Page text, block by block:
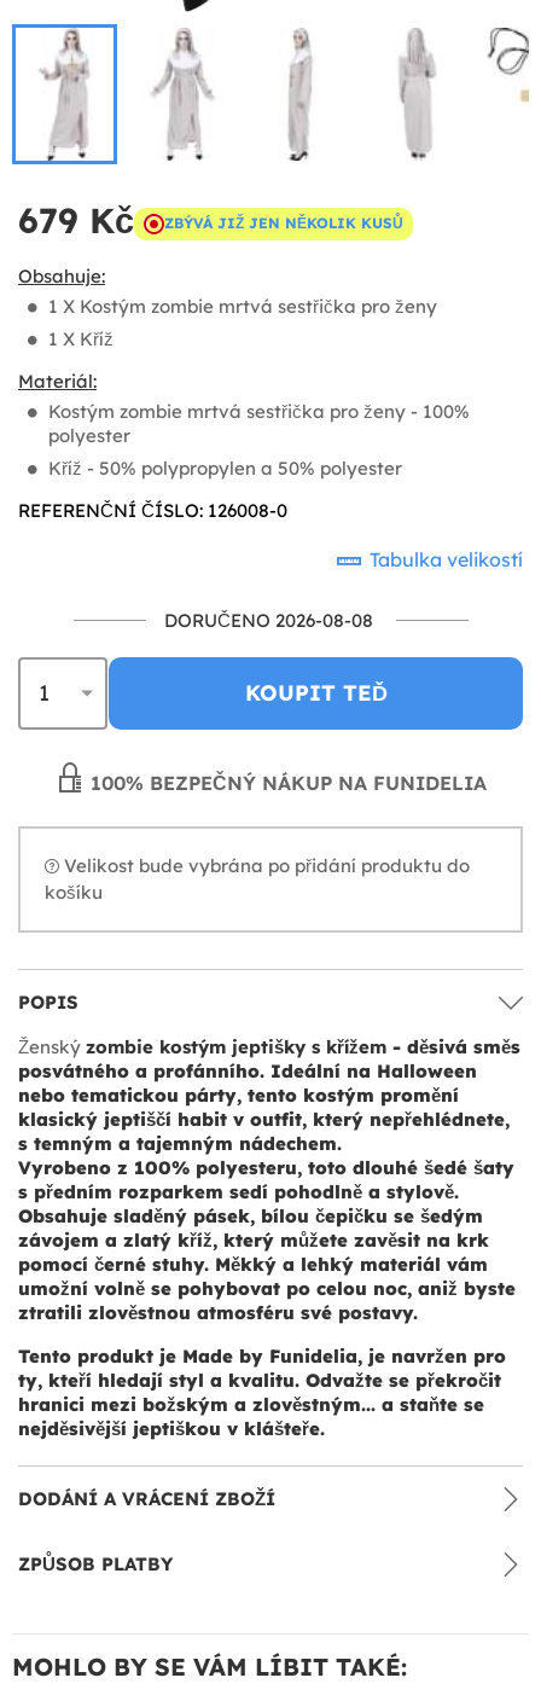
679 Kč ZBÝVÁ JIŽ JEN NĚKOLIK KUSŮ
Obsahuje:
1 X Kostým zombie mrtvá sestřička pro ženy
1 X Kříž
Materiál:
Kostým zombie mrtvá sestřička pro ženy - 100%
polyester
Kříž - 50% polypropylen a 50% polyester
REFERENČNÍ ČÍSLO: 126008-0
Tabulka velikostí
DORUČENO 2026-08-08
KOUPIT TEĎ
100% BEZPEČNÝ NÁKUP NA FUNIDELIA
Velikost bude vybrána po přidání produktu do
košíku
POPIS
Ženský zombie kostým jeptišky s křížem - děsivá směs
posvátného a profánního. Ideální na Halloween
nebo tematickou párty, tento kostým promění
klasický jeptiščí habit v outfit, který nepřehlédnete,
s temným a tajemným nádechem.
Vyrobeno z 100% polyesteru, toto dlouhé šedé šaty
s předním rozparkem sedí pohodlně a stylově.
Obsahuje sladěný pásek, bílou čepičku se šedým
závojem a zlatý kříž, který můžete zavěsit na krk
pomocí černé stuhy. Měkký a lehký materiál vám
umožní volně se pohybovat po celou noc, aniž byste
ztratili zlověstnou atmosféru své postavy.
Tento produkt je Made by Funidelia, je navržen pro
ty, kteří hledají styl a kvalitu. Odvažte se překročit
hranici mezi božským a zlověstným... a staňte se
nejděsivější jeptiškou v klášteře.
DODÁNÍ A VRÁCENÍ ZBOŽÍ
ZPŮSOB PLATBY
MOHLO BY SE VÁM LÍBIT TAKÉ: